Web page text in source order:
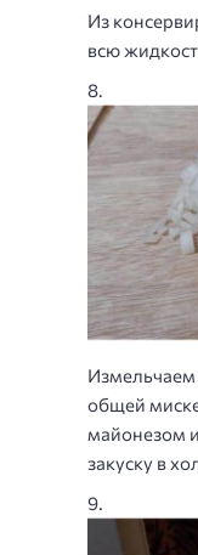
Из
всю
Измельчаем
общей
майонезом
закуску в